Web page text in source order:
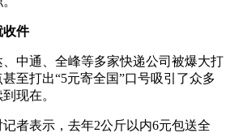
收件
中通、全峰等多家快递公司被爆大打
至打出“5元寄全国”口号吸引了众多
现在。
者表示，去年2公斤以内6元包送全